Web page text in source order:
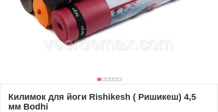
Килимок для йоги Rishikesh ( Ришикеш) 4,5
мм Bodhi